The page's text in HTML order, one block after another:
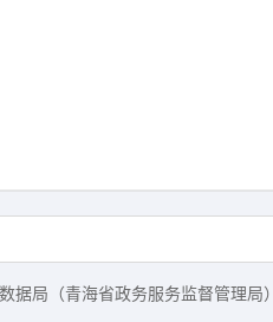
据局（青海省政务服务监督管理局）